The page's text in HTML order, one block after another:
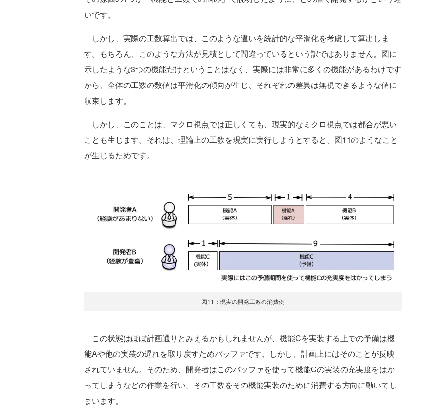
いです。
しかし、実際の工数算出では、このような違いを統計的な平滑化を考慮して算出しま
す。もちろん、このような方法が見積として間違っているという訳ではありません。図に
示したような3つの機能だけということはなく、実際には非常に多くの機能があるわけです
から、全体の工数の数値は平滑化の傾向が生じ、それぞれの差異は無視できるような値に
収束します。
しかし、このことは、マクロ視点では正しくても、現実的なミクロ視点では都合が悪い
ことも生じます。それは、理論上の工数を現実に実行しようとすると、図11のようなこと
が生じるためです。
図11：現実の開発工数の消費例
この状態はほぼ計画通りとみえるかもしれませんが、機能Cを実装する上での予備は機
能Aや他の実装の遅れを取り戻すためバッファです。しかし、計画上にはそのことが反映
されていません。そのため、開発者はこのバッファを使って機能Cの実装の充実度をはか
ってしまうなどの作業を行い、その工数をその機能実装のために消費する方向に動いてし
まいます。